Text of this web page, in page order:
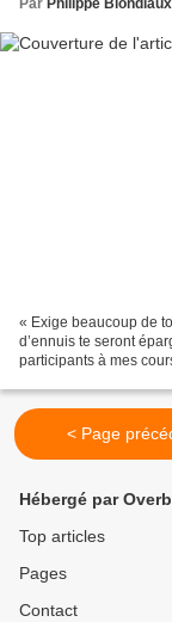
« Exige beaucoup de
d’ennuis te seront
participants à mes
< Page
Hébergé par
Top articles
Pages
Contact